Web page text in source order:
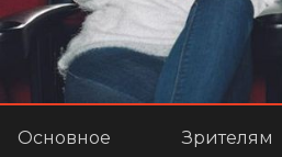
Основное
Зрителям